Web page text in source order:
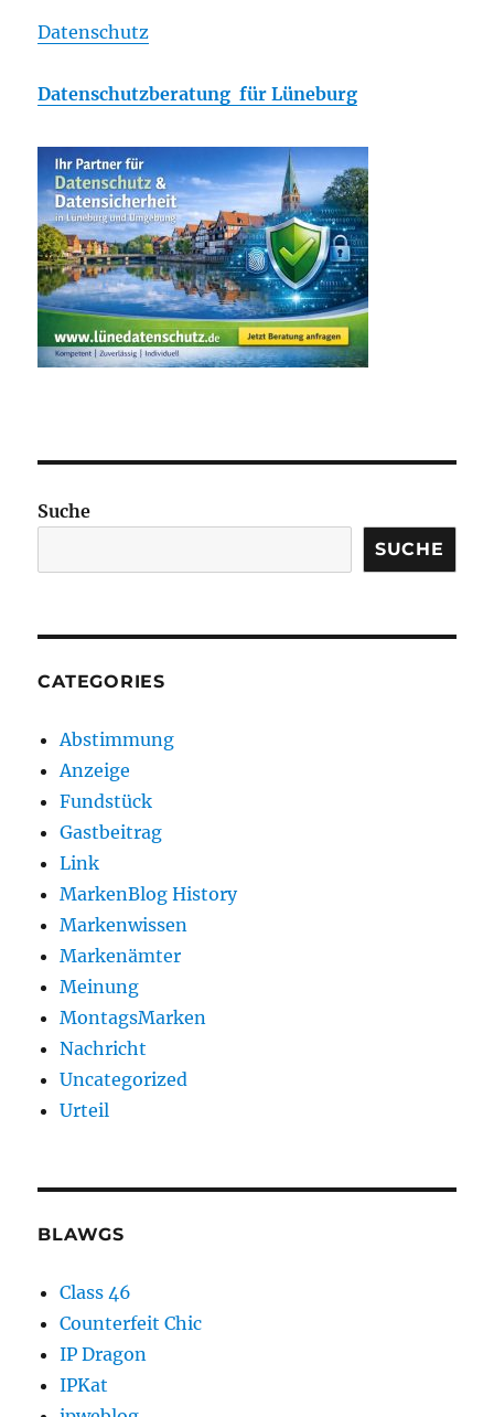
Datenschutz
Datenschutzberatung für Lüneburg
Suche
SUCHE
CATEGORIES
Abstimmung
Anzeige
Fundstück
Gastbeitrag
Link
MarkenBlog History
Markenwissen
Markenämter
Meinung
MontagsMarken
Nachricht
Uncategorized
Urteil
BLAWGS
Class 46
Counterfeit Chic
IP Dragon
IPKat